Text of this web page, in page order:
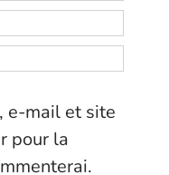
e-mail et site
pour la